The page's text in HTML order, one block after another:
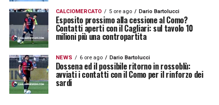
intenzionato a muoversi in maniera concreta.
La decisione finale spetterà al
centrocampista, chiamato a scegliere la
soluzione più adatta per la prossima fase
della sua carriera.
Per l’exCagliari
CALCIOMERCATO 5 ore ago Dario Bartolucci
Esposito prossimo alla cessione al Como?
Contatti aperti con il Cagliari: sul tavolo 10
milioni più una contropartita
NEWS 6 ore ago Dario Bartolucci
Dossena ed il possibile ritorno in rossoblù:
avviati i contatti con il Como per il rinforzo dei
sardi